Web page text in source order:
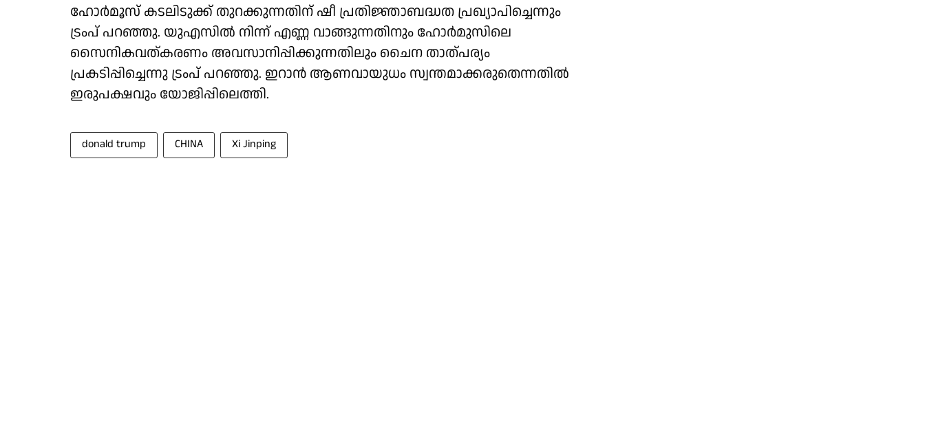
ഹോർമൂസ് കടലിടുക്ക് തുറക്കുന്നതിന് ഷീ പ്രതിജ്ഞാബദ്ധത പ്രഖ്യാപിച്ചെന്നും
ട്രംപ് പറഞ്ഞു. യുഎസിൽ നിന്ന് എണ്ണ വാങ്ങുന്നതിനും ഹോർമുസിലെ
സൈനികവത്കരണം അവസാനിപ്പിക്കുന്നതിലും ചൈന താത്പര്യം
പ്രകടിപ്പിച്ചെന്നു ട്രംപ് പറഞ്ഞു. ഇറാൻ ആണവായുധം സ്വന്തമാക്കരുതെന്നതിൽ
ഇരുപക്ഷവും യോജിപ്പിലെത്തി.
donald trump CHINA Xi Jinping